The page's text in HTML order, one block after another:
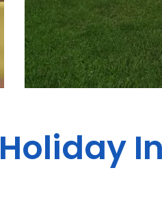
Holiday